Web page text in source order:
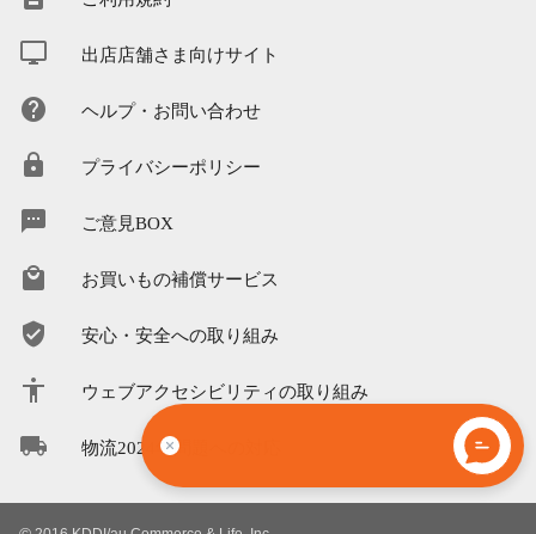
出店店舗さま向けサイト
ヘルプ・お問い合わせ
プライバシーポリシー
ご意見BOX
お買いもの補償サービス
安心・安全への取り組み
ウェブアクセシビリティの取り組み
物流2024年問題への対応